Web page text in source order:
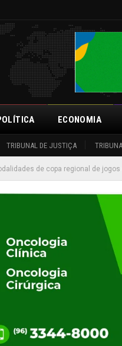
TRIBUNAL DE JUSTIÇA
ECONOMIA
de copa regional de jogos